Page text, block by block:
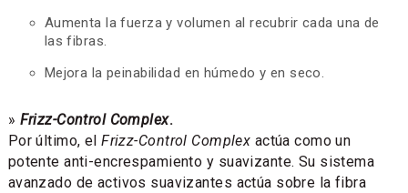
Aumenta la fuerza y volumen al recubrir cada una de
las fibras.
Mejora la peinabilidad en húmedo y en seco.
» Frizz-Control Complex.
Por último, el Frizz-Control Complex actúa como un
potente anti-encrespamiento y suavizante. Su sistema
avanzado de activos suavizantes actúa sobre la fibra